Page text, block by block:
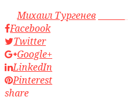
byМихаил Тургенев
Facebook
Twitter
Google+
LinkedIn
Pinterest
share